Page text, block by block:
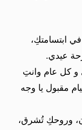
ابتسامتكِ،
عيدي.
و كل عام وانتِ
مقبول يا وجه
وروحكِ تُشرق،